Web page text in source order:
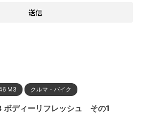
M3 クルマ・バイク
ボディーリフレッシュ その1